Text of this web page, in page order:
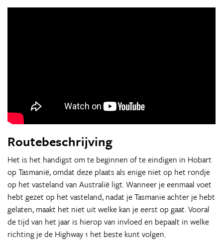
Routebeschrijving
Het is het handigst om te beginnen of te eindigen in Hobart
op Tasmanië, omdat deze plaats als enige niet op het rondje
op het vasteland van Australië ligt. Wanneer je eenmaal voet
hebt gezet op het vasteland, nadat je Tasmanie achter je hebt
gelaten, maakt het niet uit welke kan je eerst op gaat. Vooral
de tijd van het jaar is hierop van invloed en bepaalt in welke
richting je de Highway 1 het beste kunt volgen.